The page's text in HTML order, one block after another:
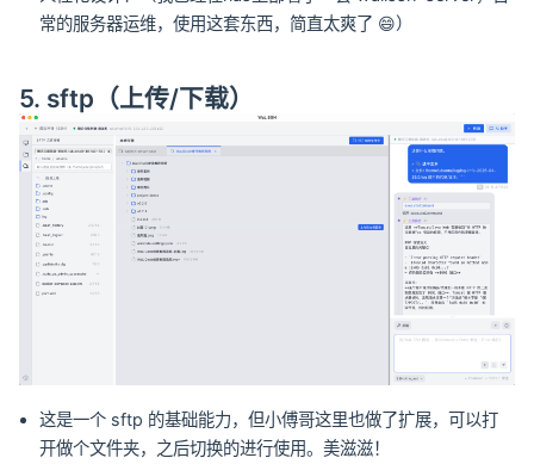
常的服务器运维，使用这套东西，简直太爽了 😄）
5. sftp（上传/下载）
这是一个 sftp 的基础能力，但小傅哥这里也做了扩展，可以打
开做个文件夹，之后切换的进行使用。美滋滋！